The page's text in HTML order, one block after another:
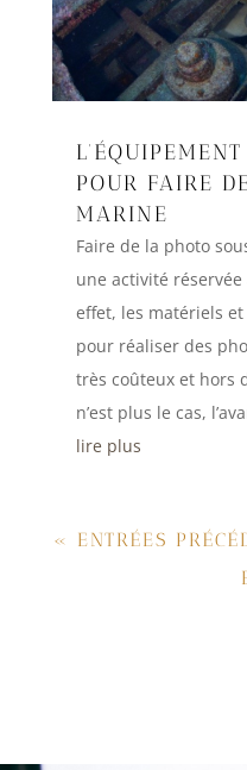
POUR FAIRE
MARINE
Faire de la photo
une activité
effet, les matériels
pour réaliser des
très coûteux et hors
n’est plus le cas,
lire plus
« ENTRÉES